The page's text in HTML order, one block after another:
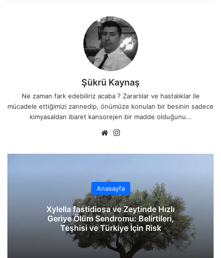
Şükrü Kaynaş
Ne zaman fark edebiliriz acaba ? Zararlılar ve hastalıklar ile
mücadele ettiğimizi zannedip, önümüze konulan bir besinin sadece
kimyasaldan ibaret kansorejen bir madde olduğunu...
We
sit ra
Anasayfa
Xylella fastidiosa ve Zeytinde Hızlı
Geriye Ölüm Sendromu: Belirtileri,
Teşhisi ve Türkiye İçin Risk